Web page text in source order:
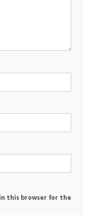
this browser for the